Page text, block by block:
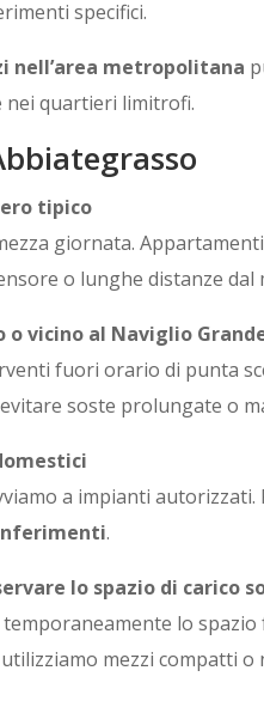
specifici.
nell’area metropolitana
nei quartieri limitrofi.
tipico
giornata.
o lunghe distanze
vicino al Naviglio
fuori orario di punta
soste prolungate o
a impianti
.
lo spazio di carico
lo
mezzi compatti o